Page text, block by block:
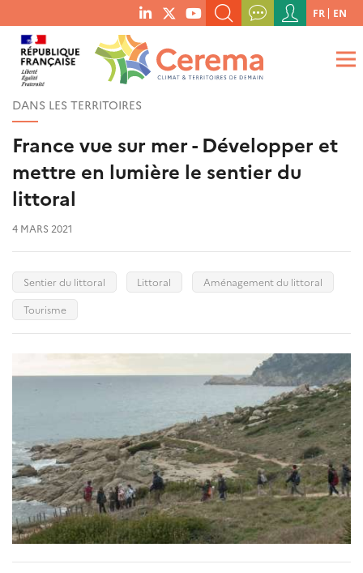
menu
social
links
RECHERCHER UN MOT-CLÉ, UNE PUBLICATION, ETC.
QUE RECHERCHEZ-VOUS ?
Menu
du
compte
de
FR EN
DANS LES TERRITOIRES
France vue sur mer - Développer et
mettre en lumière le sentier du
littoral
4 MARS 2021
Sentier du littoral Littoral
Aménagement du littoral
Tourisme